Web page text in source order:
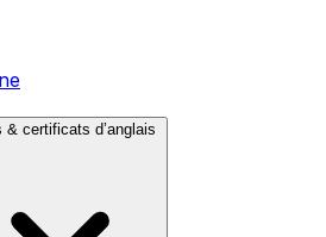
& certificats d’anglais